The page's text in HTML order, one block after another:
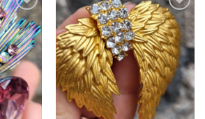
İstek
Listesine
Ekle
İstek
Listesine
Ekle